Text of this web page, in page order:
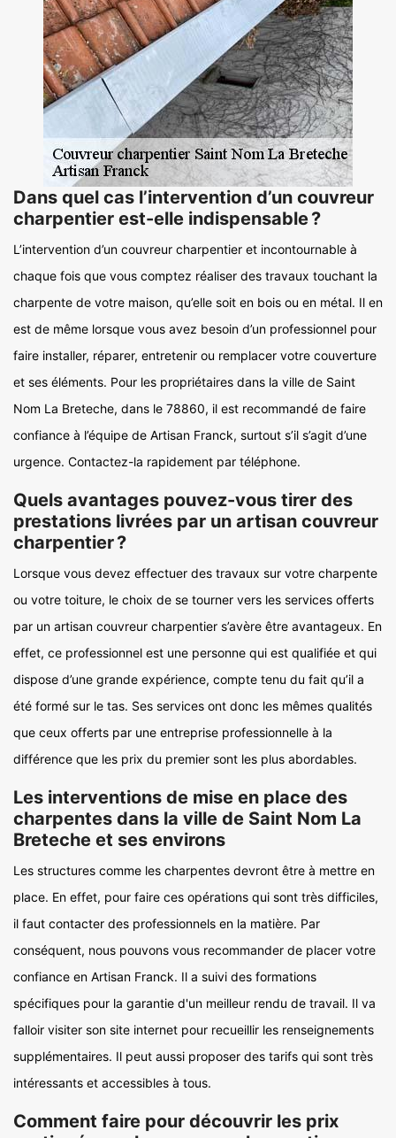
Dans quel cas l’intervention d’un couvreur
charpentier est-elle indispensable ?
L’intervention d’un couvreur charpentier et incontournable à
chaque fois que vous comptez réaliser des travaux touchant la
charpente de votre maison, qu’elle soit en bois ou en métal. Il en
est de même lorsque vous avez besoin d’un professionnel pour
faire installer, réparer, entretenir ou remplacer votre couverture
et ses éléments. Pour les propriétaires dans la ville de Saint
Nom La Breteche, dans le 78860, il est recommandé de faire
confiance à l’équipe de Artisan Franck, surtout s’il s’agit d’une
urgence. Contactez-la rapidement par téléphone.
Quels avantages pouvez-vous tirer des
prestations livrées par un artisan couvreur
charpentier ?
Lorsque vous devez effectuer des travaux sur votre charpente
ou votre toiture, le choix de se tourner vers les services offerts
par un artisan couvreur charpentier s’avère être avantageux. En
effet, ce professionnel est une personne qui est qualifiée et qui
dispose d’une grande expérience, compte tenu du fait qu’il a
été formé sur le tas. Ses services ont donc les mêmes qualités
que ceux offerts par une entreprise professionnelle à la
différence que les prix du premier sont les plus abordables.
Les interventions de mise en place des
charpentes dans la ville de Saint Nom La
Breteche et ses environs
Les structures comme les charpentes devront être à mettre en
place. En effet, pour faire ces opérations qui sont très difficiles,
il faut contacter des professionnels en la matière. Par
conséquent, nous pouvons vous recommander de placer votre
confiance en Artisan Franck. Il a suivi des formations
spécifiques pour la garantie d'un meilleur rendu de travail. Il va
falloir visiter son site internet pour recueillir les renseignements
supplémentaires. Il peut aussi proposer des tarifs qui sont très
intéressants et accessibles à tous.
Comment faire pour découvrir les prix